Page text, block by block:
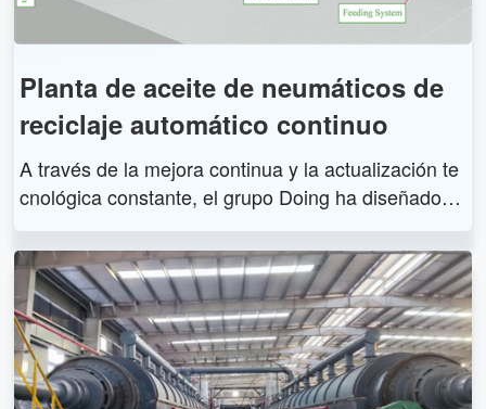
Planta de aceite de neumáticos de
reciclaje automático continuo
A través de la mejora continua y la actualización te
cnológica constante, el grupo Doing ha diseñado la
mático continuo que puede convertir los neumático
s en recursos útiles de manera más eficiente. Esta
planta de aceite de neumáticos de reciclaje automá
tico continuo incluye DY-30, DY-50 y DY-80 y su ca
pacidad de procesamiento diario oscila entre 30 y 8
0 toneladas.